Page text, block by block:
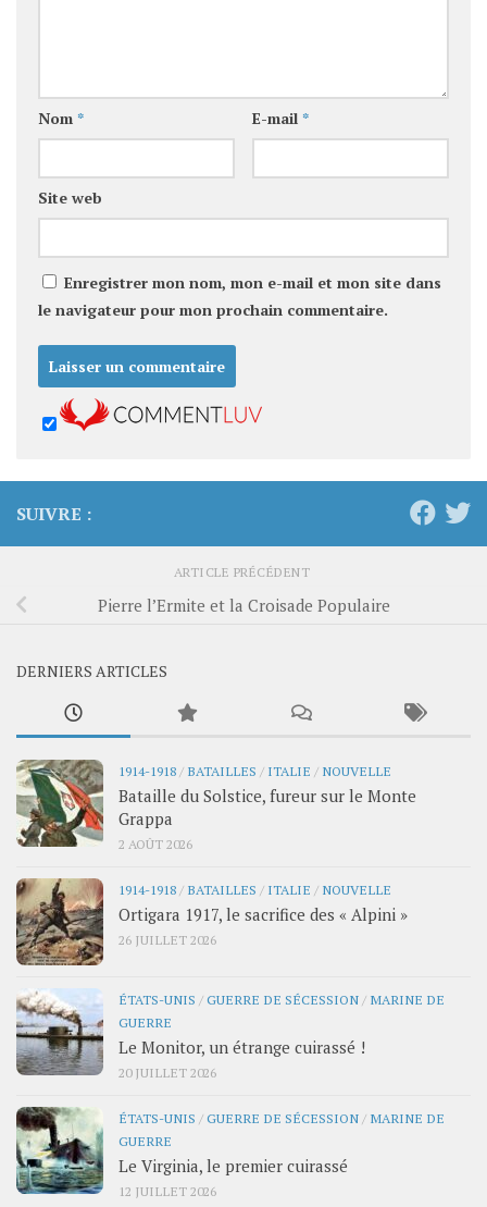
Nom * E-mail *
Site web
Enregistrer mon nom, mon e-mail et mon site dans
le navigateur pour mon prochain commentaire.
SUIVRE :
ARTICLE PRÉCÉDENT
Pierre l’Ermite et la Croisade Populaire
DERNIERS ARTICLES
1914-1918/ BATAILLES / ITALIE / NOUVELLE
Bataille du Solstice, fureur sur le Monte
Grappa
2 AOÛT 2026
1914-1918/ BATAILLES / ITALIE / NOUVELLE
Ortigara 1917, le sacrifice des « Alpini »
26 JUILLET 2026
ÉTATS-UNIS /GUERRE DE SÉCESSION/ MARINE DE
GUERRE
Le Monitor, un étrange cuirassé !
20 JUILLET 2026
ÉTATS-UNIS /GUERRE DE SÉCESSION/ MARINE DE
GUERRE
Le Virginia, le premier cuirassé
12 JUILLET 2026